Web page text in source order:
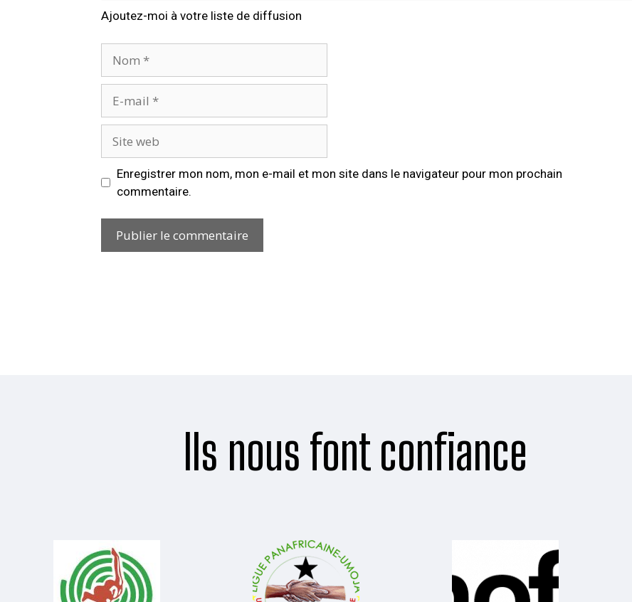
Ajoutez-moi à votre liste de diffusion
Enregistrer mon nom, mon e-mail et mon site dans le navigateur pour mon prochain
commentaire.
Ils nous font confiance